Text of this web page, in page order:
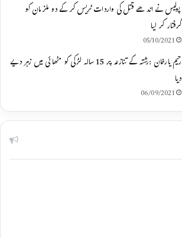
پولیس نے اندھے قتل کی واردات ٹریس کر کے دو ملزمان کو
گرفتار کر لیا
05/10/2021
رحیم یارخان :رشتہ کے تنازعہ پر 15 سالہ لڑکی کو مٹھائی میں زہر دیے
دیا
06/09/2021